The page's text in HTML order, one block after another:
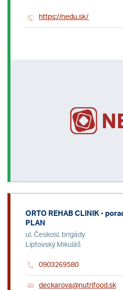
https://nedu.sk/
ORTO REHAB CLINIK -
PLAN
ul. Českosl. brigády
Liptovský Mikuláš
0903269580
deckarova@nutrifood.sk